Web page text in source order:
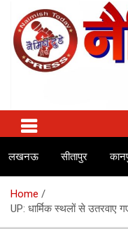
content
Naimish
No.1 news channel of India
लखनऊ सीतापुर
Home
UP: धार्मिक स्थलों से उतरवाए